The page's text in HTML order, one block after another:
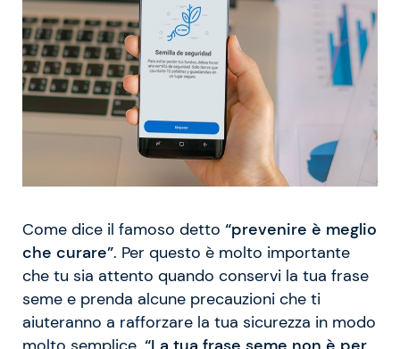
Come dice il famoso detto “prevenire è meglio
che curare”. Per questo è molto importante
che tu sia attento quando conservi la tua frase
seme e prenda alcune precauzioni che ti
aiuteranno a rafforzare la tua sicurezza in modo